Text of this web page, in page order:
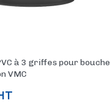
à 3 griffes pour bouche
VMC